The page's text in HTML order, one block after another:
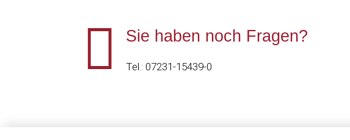
 Sie haben noch Fragen?
Tel.: 07231-15439-0